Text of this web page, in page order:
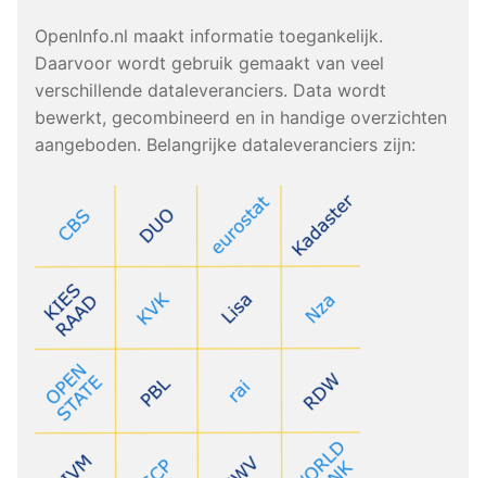
OpenInfo.nl maakt informatie toegankelijk.
Daarvoor wordt gebruik gemaakt van veel
verschillende dataleveranciers. Data wordt
bewerkt, gecombineerd en in handige overzichten
aangeboden. Belangrijke dataleveranciers zijn: